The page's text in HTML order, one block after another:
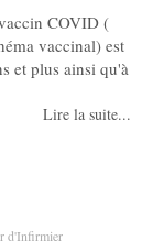
COVID (
vaccinal) est
et plus ainsi qu'à
Lire la suite...
d'Infirmier